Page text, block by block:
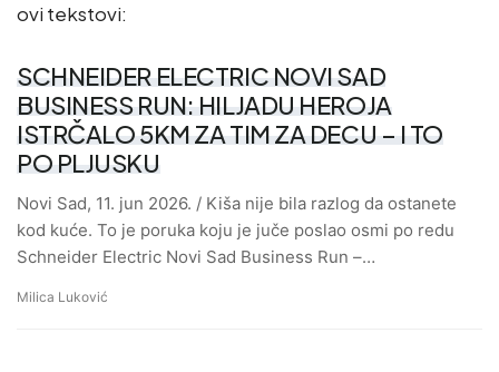
ovi tekstovi:
SCHNEIDER ELECTRIC NOVI SAD
BUSINESS RUN: HILJADU HEROJA
ISTRČALO 5KM ZA TIM ZA DECU – I TO
PO PLJUSKU
Novi Sad, 11. jun 2026. / Kiša nije bila razlog da ostanete
kod kuće. To je poruka koju je juče poslao osmi po redu
Schneider Electric Novi Sad Business Run –…
Milica Luković